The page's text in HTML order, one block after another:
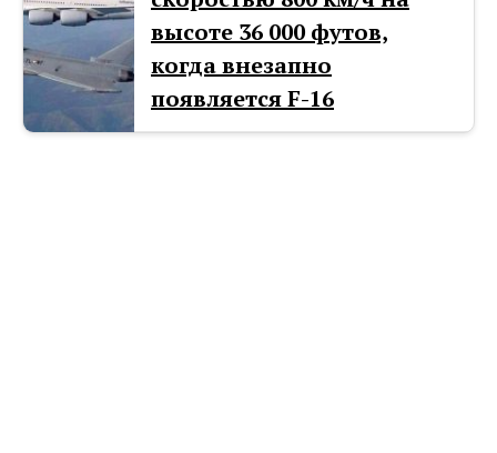
высоте 36 000 футов,
когда внезапно
появляется F-16